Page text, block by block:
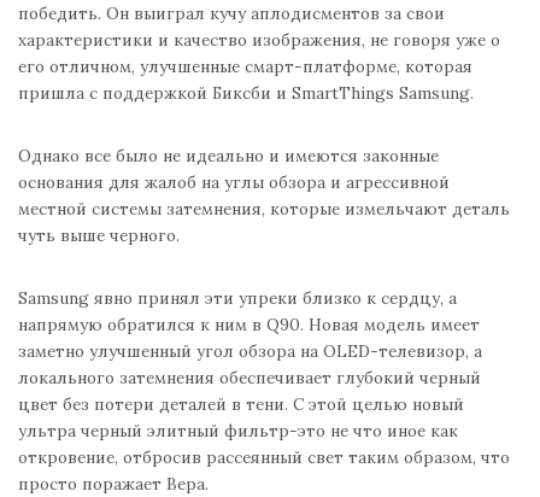
победить. Он выиграл кучу аплодисментов за свои
характеристики и качество изображения, не говоря уже о
его отличном, улучшенные смарт-платформе, которая
пришла с поддержкой Биксби и SmartThings Samsung.
Однако все было не идеально и имеются законные
основания для жалоб на углы обзора и агрессивной
местной системы затемнения, которые измельчают деталь
чуть выше черного.
Samsung явно принял эти упреки близко к сердцу, а
напрямую обратился к ним в Q90. Новая модель имеет
заметно улучшенный угол обзора на OLED-телевизор, а
локального затемнения обеспечивает глубокий черный
цвет без потери деталей в тени. С этой целью новый
ультра черный элитный фильтр-это не что иное как
откровение, отбросив рассеянный свет таким образом, что
просто поражает Вера.